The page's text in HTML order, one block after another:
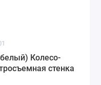
Колесо-
стенка